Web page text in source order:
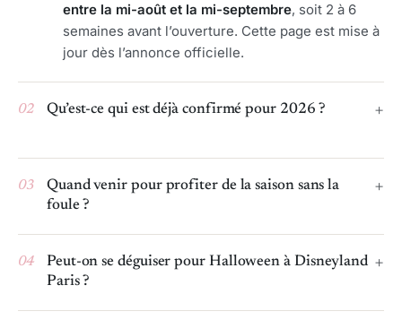
entre la mi-août et la mi-septembre, soit 2 à 6
semaines avant l’ouverture. Cette page est mise à
jour dès l’annonce officielle.
02 Qu’est-ce qui est déjà confirmé pour 2026 ?
03
Quand venir pour profiter de la saison sans la
foule ?
04
Peut-on se déguiser pour Halloween à Disneyland
Paris ?